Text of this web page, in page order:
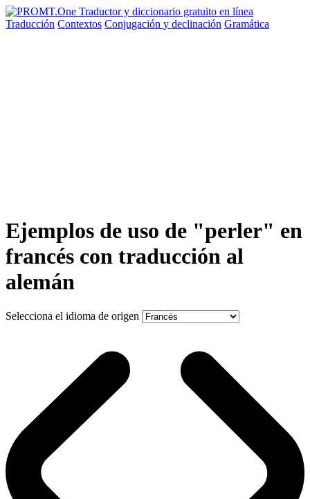
Traducción Contextos Conjugación y declinación Gramática
Ejemplos de uso de "perler" en
francés con traducción al
alemán
Selecciona el idioma de origen